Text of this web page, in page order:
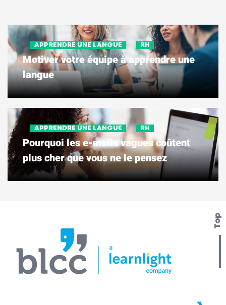
APPRENDRE UNE LANGUE RH
Motiver votre équipe à apprendre une
langue
APPRENDRE UNE LANGUE RH
Pourquoi les e-mails vagues coûtent
plus cher que vous ne le pensez
Top